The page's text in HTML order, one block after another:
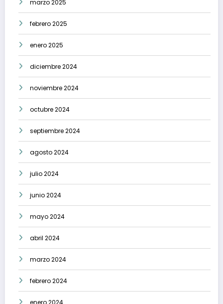
marzo 2025
febrero 2025
enero 2025
diciembre 2024
noviembre 2024
octubre 2024
septiembre 2024
agosto 2024
julio 2024
junio 2024
mayo 2024
abril 2024
marzo 2024
febrero 2024
enero 2024